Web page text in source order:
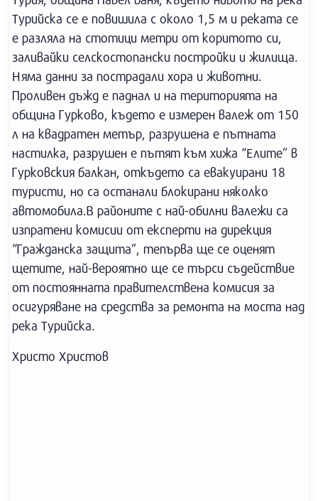
Турийска се е повишила с около 1,5 м и реката се
е разляла на стотици метри от коритото си,
заливайки селскостопански постройки и жилища.
Няма данни за пострадали хора и животни.
Проливен дъжд е паднал и на територията на
община Гурково, където е измерен валеж от 150
л на квадратен метър, разрушена е пътната
настилка, разрушен е пътят към хижа “Елите” в
Гурковския балкан, откъдето са евакуирани 18
туристи, но са останали блокирани няколко
автомобила.В районите с най-обилни валежи са
изпратени комисии от експерти на дирекция
“Гражданска защита”, тепърва ще се оценят
щетите, най-вероятно ще се търси съдействие
от постоянната правителствена комисия за
осигуряване на средства за ремонта на моста над
река Турийска.
Христо Христов